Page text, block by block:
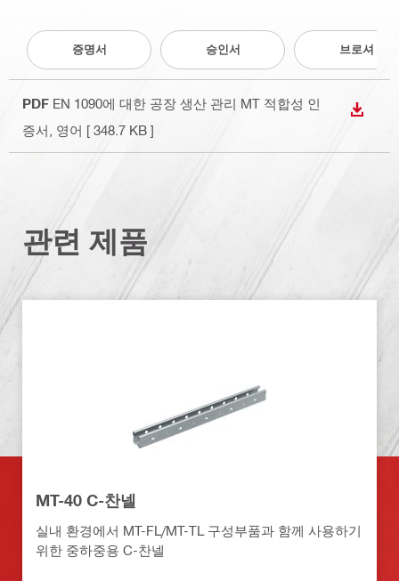
증명서 승인서 브로셔
PDF EN 1090에 대한 공장 생산 관리 MT 적합성 인
증서
, 영어 [ 348.7 KB ]
다운로
관련 제품
MT-40 C-찬넬
실내 환경에서 MT-FL/MT-TL 구성부품과 함께 사용하기
위한 중하중용 C-찬넬